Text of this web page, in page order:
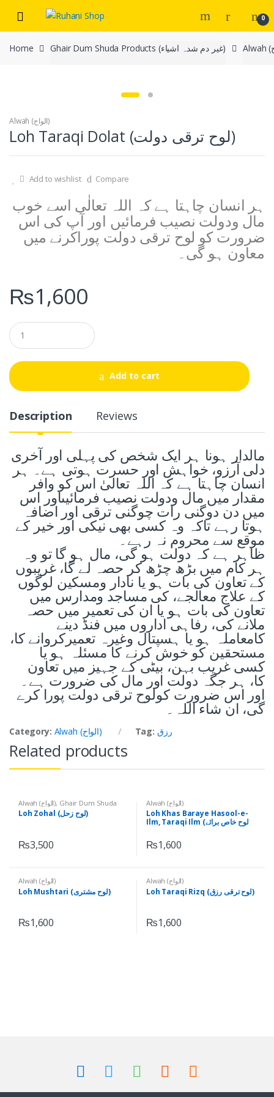
navigation
content
0
Home Ghair Dum Shuda Products (غیر دم شدہ اشیاء)
Alwah (الواح)
Loh Taraqi Dolat (لوح ترقی دولت)
Add to wishlist Compare
ہر انسان چاہتا ہے کہ اللہ تعالٰی اسے خوب
مال ودولت نصیب فرمائیں اور آپ کی اس
ضرورت کو لوح ترقی دولت پوراکرنے میں
معاون ہو گی۔
₨1,600
Q
u
a
t
i
Add to cart
Description Reviews
مالدار ہونا ہر ایک شخص کی پہلی اور آخری
دلی آرزو، خواہش اور حسرت ہوتی ہے۔ ہر
انسان چاہتا ہے کہ اللہ تعالیٰ اس کو وافر
مقدار میں مال ودولت نصیب فرمائیںاور اس
میں دن دوگنی رات چوگنی ترقی اور اضافہ
ہوتا رہے تاکہ وہ کسی بھی نیکی اور خیر کے
موقع سے محروم نہ رہے۔
ظاہر ہے کہ دولت ہو گی، مال ہو گا تو وہ
ہر کام میں بڑھ چڑھ کر حصہ لے گا، غریبوں
کے تعاون کی بات ہو یا نادار ومسکین لوگوں
کے علاج معالجے، کی مساجد ومدارس میں
تعاون کی بات ہو یا ان کی تعمیر میں حصہ
ملانے کی، رفاہی اداروں میں فنڈ دینے
کامعاملہ ہو یا ہسپتال وغیرہ تعمیرکروانے کا،
مستحقین کو خوش کرنے کا مسئلہ ہو یا
کسی غریب بہن، بیٹی کے جہیز میں تعاون
کا، ہر جگہ دولت اور مال کی ضرورت ہے۔
اور اس ضرورت کولوح ترقی دولت پورا کرے
گی، ان شاء اللہ۔
Category: Alwah (الواح) Tag: رزق
Related products
Alwah (الواح), Ghair Dum Shuda
Loh Zohal (لوح زحل)
₨3,500
Alwah (الواح)
Loh Khas Baraye Hasool-e-
Ilm, Taraqi Ilm (لوح خاص برائے
₨1,600
Alwah (الواح)
Loh Mushtari (لوح مشتری)
₨1,600
Alwah (الواح)
Loh Taraqi Rizq (لوح ترقی رزق)
₨1,600